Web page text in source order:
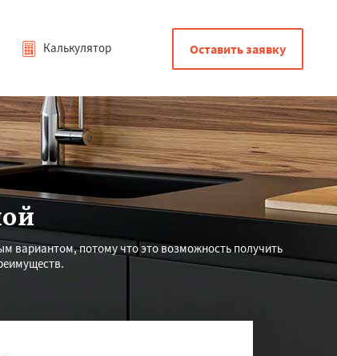
Калькулятор Оставить заявку
вариантом, потому что это возможность получить